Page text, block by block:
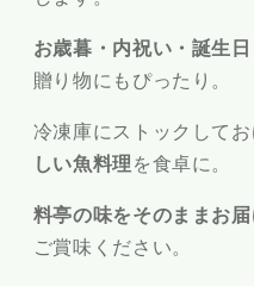
お歳暮・内祝い・誕生日
贈り物にもぴったり。
冷凍庫にストックしてお
しい魚料理を食卓に。
料亭の味をそのままお
ご賞味ください。